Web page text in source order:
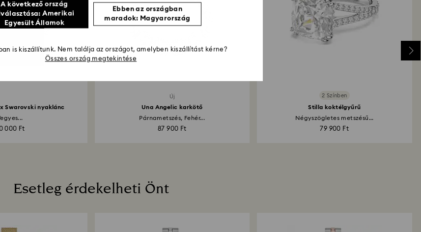
Swarovski nyaklánc
000 Ft
Új
Una Angelic karkötő
Párnametszés, Fehér...
87 900 Ft
2 Színben
Stilla koktélgyűrű
Négyszögletes metszésű...
79 900 Ft
Esetleg érdekelheti Önt
A következő ország
Amerikai
Egyesült Államok
Ebben az országban
maradok: Magyarország
is kiszállítunk. Nem találja az országot, amelyben kiszállítást kérne?
Összes ország megtekintése